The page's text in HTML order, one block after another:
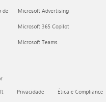
de
Microsoft Advertising
Microsoft 365 Copilot
Microsoft Teams
Privacidade Ética e Compliance